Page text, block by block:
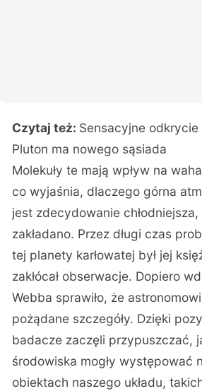
Czytaj też: Sensacyjne odkrycie
Pluton ma nowego sąsiada
Molekuły te mają wpływ na
co wyjaśnia, dlaczego górna
jest zdecydowanie
zakładano. Przez długi czas
tej planety karłowatej był jej
zakłócał obserwacje. Dopiero
Webba sprawiło, że
pożądane szczegóły. Dzięki
badacze zaczęli przypuszczać,
środowiska mogły występować
obiektach naszego układu,